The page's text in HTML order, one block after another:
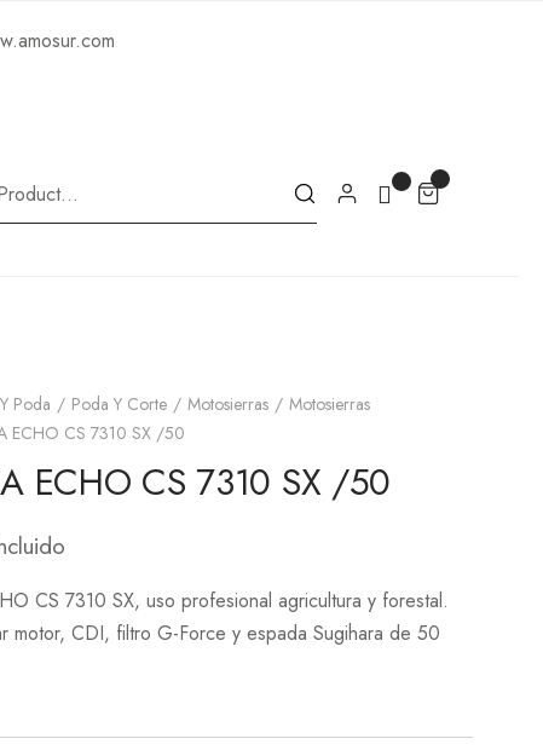
Poda Poda Y Corte Motosierras
Motosierras
ECHO CS 7310 SX /50
ECHO CS 7310 SX /50
CS 7310 SX, uso profesional agricultura y forestal.
motor, CDI, filtro G-Force y espada Sugihara de 50